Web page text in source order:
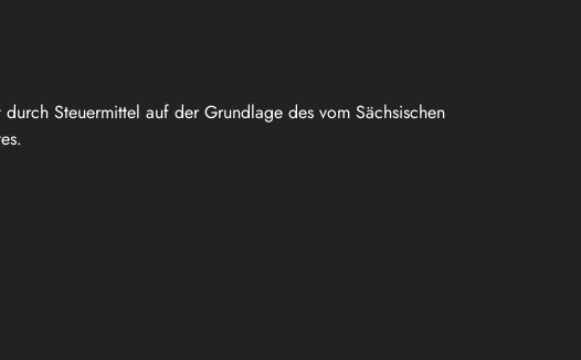
Steuermittel auf der Grundlage des vom Sächsischen